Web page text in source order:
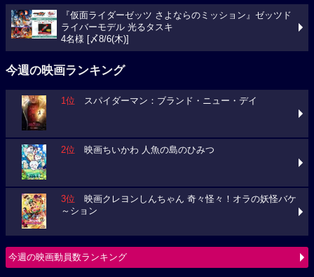
『仮面ライダーゼッツ さよならのミッション』ゼッツド
ライバーモデル 光るタスキ
4名様 [〆8/6(木)]
今週の映画ランキング
1位 スパイダーマン：ブランド・ニュー・デイ
2位 映画ちいかわ 人魚の島のひみつ
3位 映画クレヨンしんちゃん 奇々怪々！オラの妖怪バケ
～ション
今週の映画動員数ランキング